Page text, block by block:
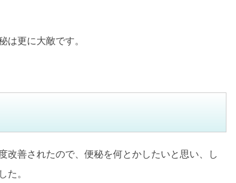
は更に大敵です。
改善されたので、便秘を何とかしたいと思い、し
た。